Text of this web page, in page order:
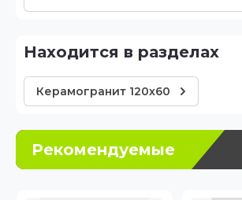
Находится в разделах
Керамогранит 120х60
Рекомендуемые